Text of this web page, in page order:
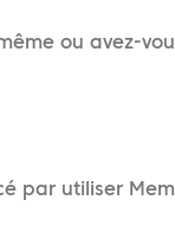
ou avez-
par utiliser